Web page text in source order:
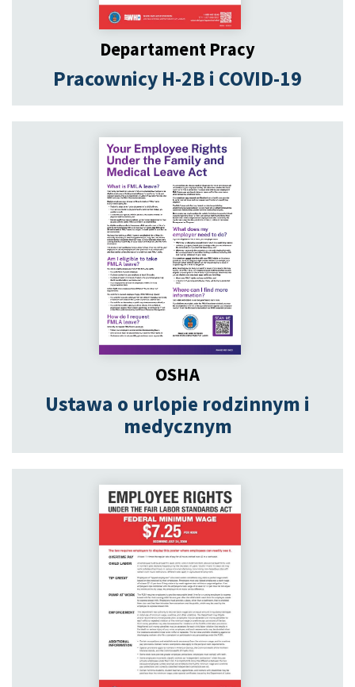
Departament Pracy
Pracownicy H-2B i COVID-19
OSHA
Ustawa o urlopie rodzinnym i
medycznym